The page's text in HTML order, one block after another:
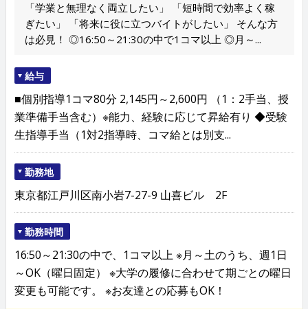
「学業と無理なく両立したい」 「短時間で効率よく稼
ぎたい」 「将来に役に立つバイトがしたい」 そんな方
は必見！ ◎16:50～21:30の中で1コマ以上 ◎月～...
給与
■個別指導1コマ80分 2,145円～2,600円 （1：2手当、授
業準備手当含む）※能力、経験に応じて昇給有り ◆受験
生指導手当（1対2指導時、コマ給とは別支...
勤務地
東京都江戸川区南小岩7-27-9 山喜ビル 2F
勤務時間
16:50～21:30の中で、1コマ以上 ※月～土のうち、週1日
～OK（曜日固定） ※大学の履修に合わせて期ごとの曜日
変更も可能です。 ※お友達との応募もOK！